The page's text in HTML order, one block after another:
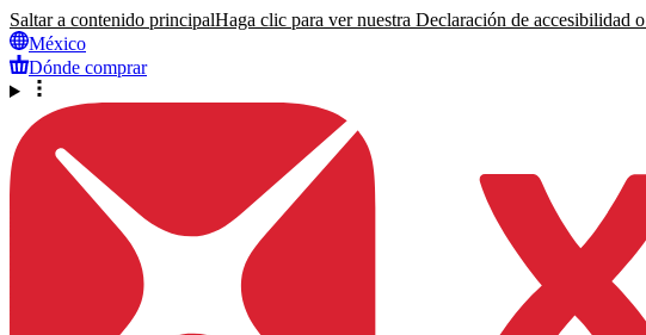
Saltar a contenido principalHaga clic para ver nuestra Declaración de accesibilidad
México
Dónde comprar